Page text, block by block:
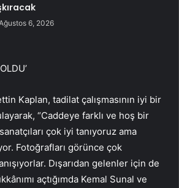
6, 2026
Kaplan, tadilat çalışmasının iyi bir
“Caddeye farklı ve hoş bir
çok iyi tanıyoruz ama
Fotoğrafları görünce çok
Dışarıdan gelenler için de
açtığımda Kemal Sunal ve